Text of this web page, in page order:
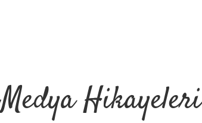
Hikayeleri